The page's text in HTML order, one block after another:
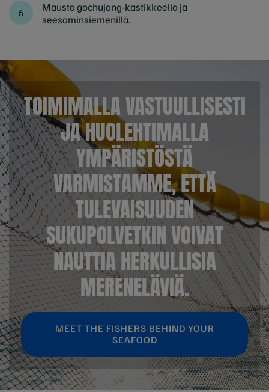
Mausta gochujang-kastikkeella ja
seesaminsiemenillä.
TOIMIMALLA VASTUULLISESTI
JA HUOLEHTIMALLA
YMPÄRISTÖSTÄ
VARMISTAMME, ETTÄ
TULEVAISUUDEN
SUKUPOLVETKIN VOIVAT
NAUTTIA HERKULLISIA
MERENELÄVIÄ.
MEET THE FISHERS BEHIND YOUR
SEAFOOD